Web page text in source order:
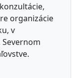
organizácie
v